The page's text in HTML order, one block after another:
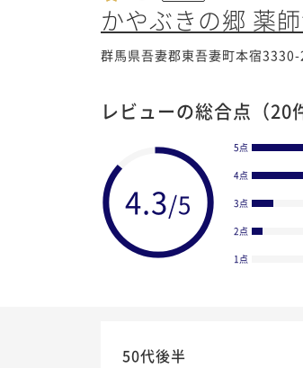
かやぶきの郷 薬
群馬県吾妻郡東吾妻町本宿3330-
レビューの総合点 （20
5点
4点
3点
2点
1点
50代後半